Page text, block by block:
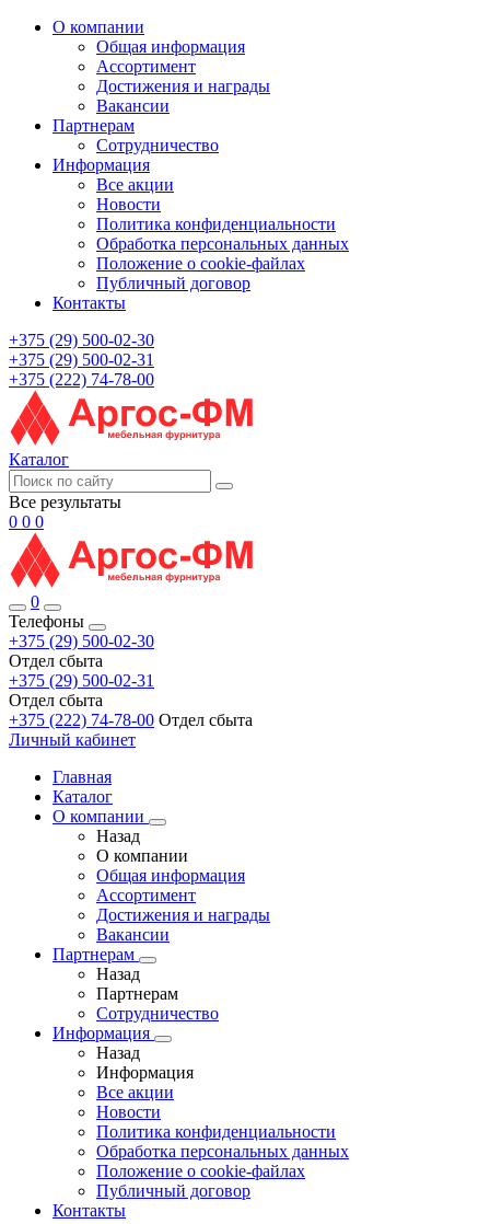
О компании
Общая информация
Ассортимент
Достижения и награды
Вакансии
Партнерам
Сотрудничество
Информация
Все акции
Новости
Политика конфиденциальности
Обработка персональных данных
Положение о cookie-файлах
Публичный договор
Контакты
+375 (29) 500-02-30
+375 (29) 500-02-31
+375 (222) 74-78-00
Каталог
Все результаты
0 0 0
0
Телефоны
+375 (29) 500-02-30
Отдел сбыта
+375 (29) 500-02-31
Отдел сбыта
+375 (222) 74-78-00 Отдел сбыта
Личный кабинет
Главная
Каталог
О компании
Назад
О компании
Общая информация
Ассортимент
Достижения и награды
Вакансии
Партнерам
Назад
Партнерам
Сотрудничество
Информация
Назад
Информация
Все акции
Новости
Политика конфиденциальности
Обработка персональных данных
Положение о cookie-файлах
Публичный договор
Контакты